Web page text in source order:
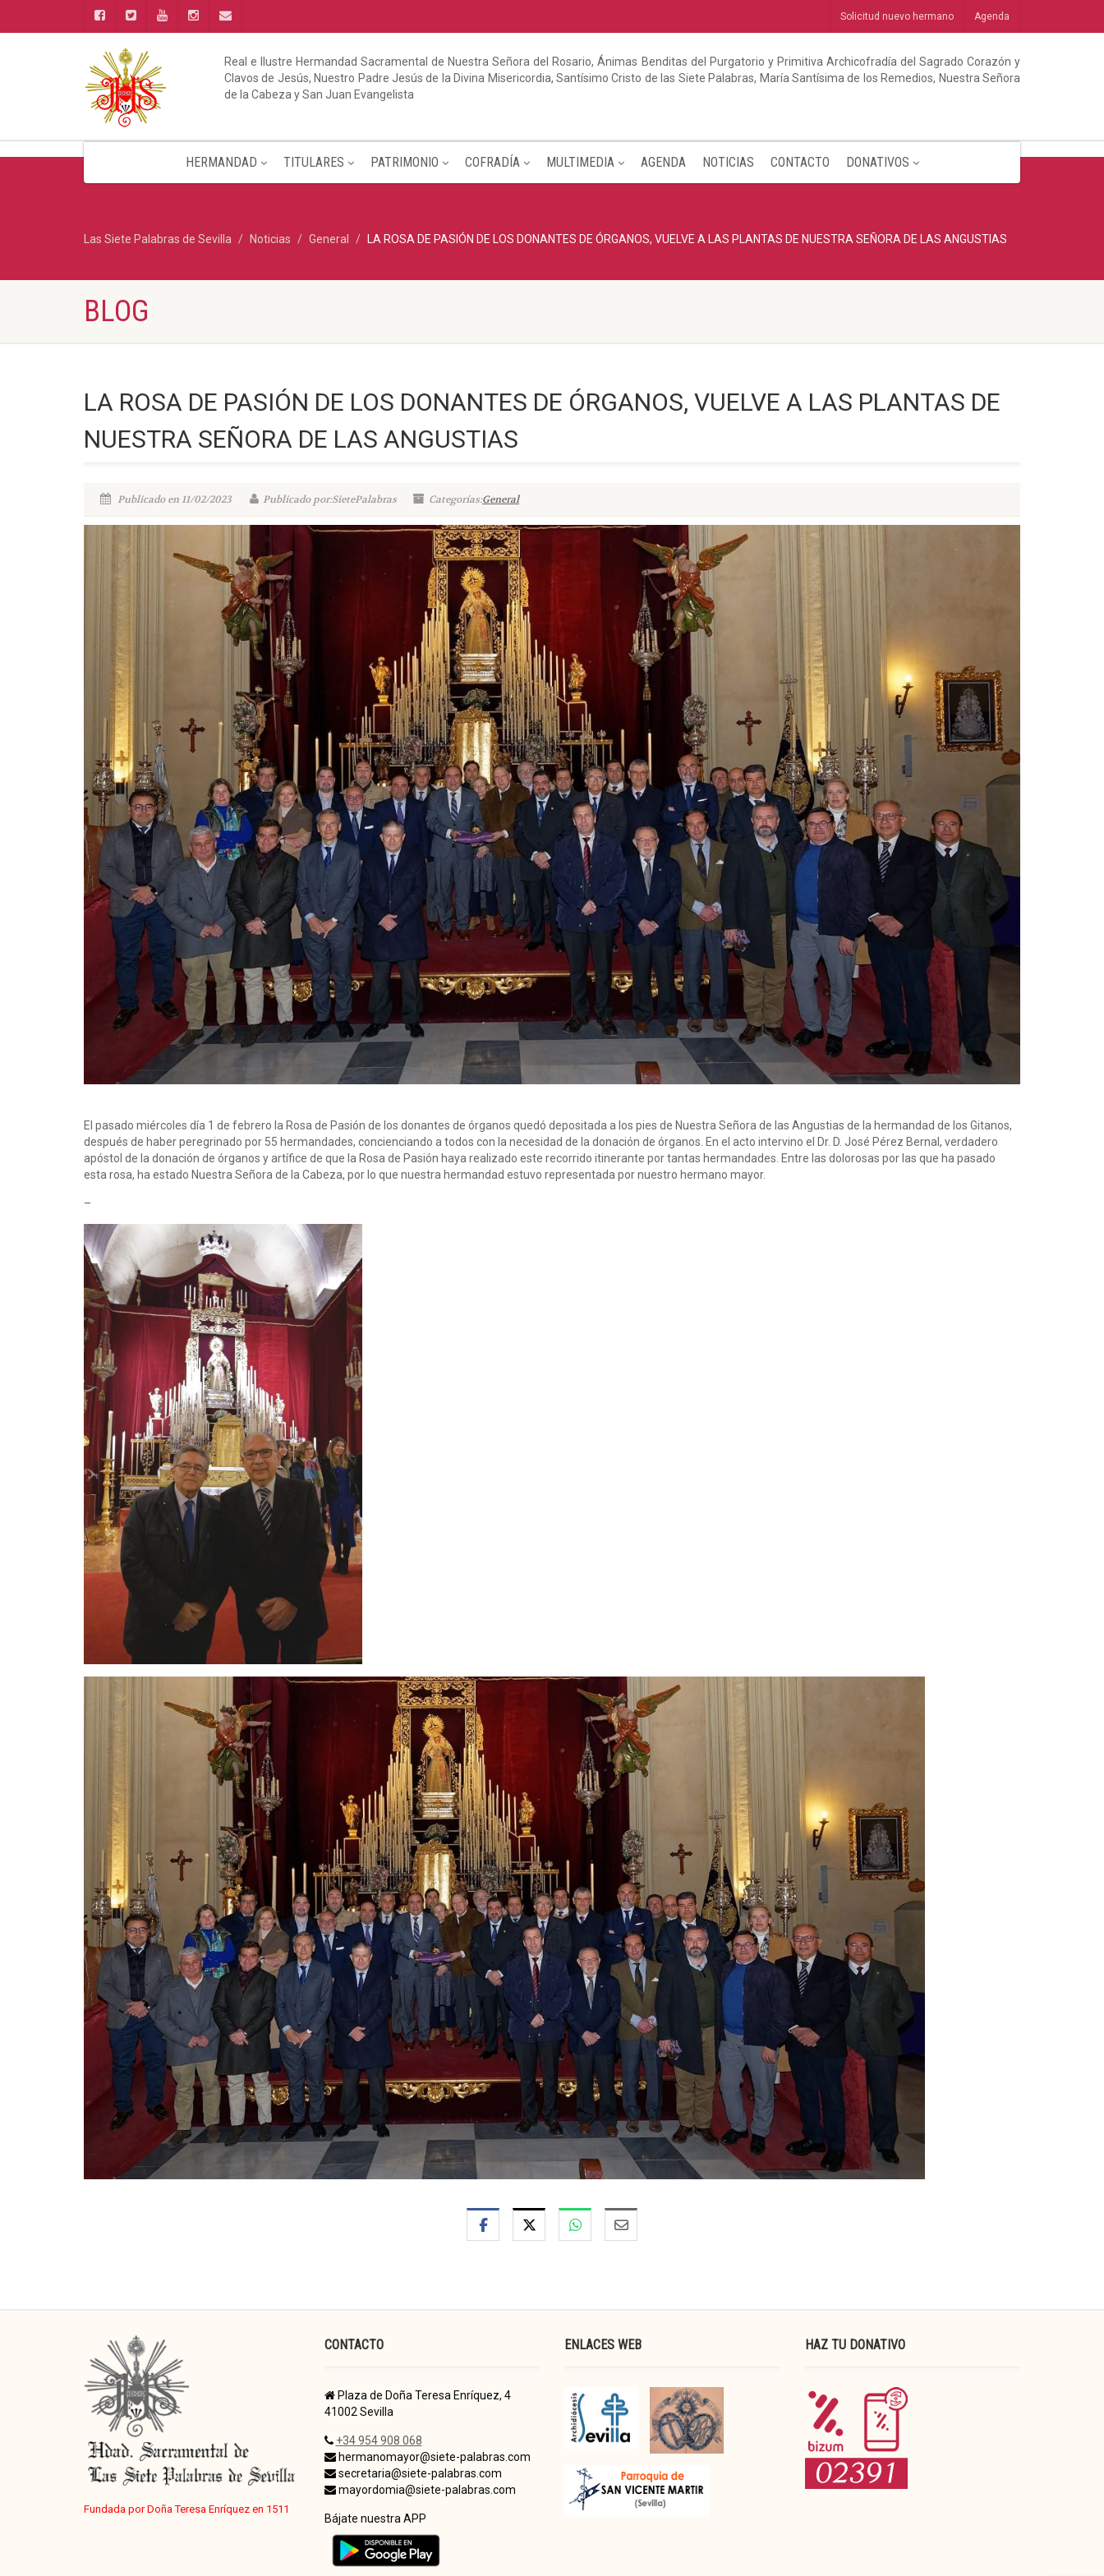
Solicitud nuevo hermano Agenda
Real e Ilustre Hermandad Sacramental de Nuestra Señora del Rosario, Ánimas Benditas del Purgatorio y Primitiva Archicofradía del Sagrado Corazón y
Clavos de Jesús, Nuestro Padre Jesús de la Divina Misericordia, Santísimo Cristo de las Siete Palabras, María Santísima de los Remedios, Nuestra Señora
de la Cabeza y San Juan Evangelista
HERMANDAD TITULARES PATRIMONIO COFRADÍA MULTIMEDIA AGENDA NOTICIAS CONTACTO DONATIVOS
Las Siete Palabras de Sevilla Noticias General LA ROSA DE PASIÓN DE LOS DONANTES DE ÓRGANOS, VUELVE A LAS PLANTAS DE NUESTRA SEÑORA DE LAS ANGUSTIAS
BLOG
LA ROSA DE PASIÓN DE LOS DONANTES DE ÓRGANOS, VUELVE A LAS PLANTAS DE
NUESTRA SEÑORA DE LAS ANGUSTIAS
Publicado en 11/02/2023 Publicado por:SietePalabras Categorías:General
El pasado miércoles día 1 de febrero la Rosa de Pasión de los donantes de órganos quedó depositada a los pies de Nuestra Señora de las Angustias de la hermandad de los Gitanos,
después de haber peregrinado por 55 hermandades, concienciando a todos con la necesidad de la donación de órganos. En el acto intervino el Dr. D. José Pérez Bernal, verdadero
apóstol de la donación de órganos y artífice de que la Rosa de Pasión haya realizado este recorrido itinerante por tantas hermandades. Entre las dolorosas por las que ha pasado
esta rosa, ha estado Nuestra Señora de la Cabeza, por lo que nuestra hermandad estuvo representada por nuestro hermano mayor.
–
Fundada por Doña Teresa Enríquez en 1511
CONTACTO
Plaza de Doña Teresa Enríquez, 4
41002 Sevilla
+34 954 908 068
hermanomayor@siete-palabras.com
secretaria@siete-palabras.com
mayordomia@siete-palabras.com
Bájate nuestra APP
ENLACES WEB HAZ TU DONATIVO